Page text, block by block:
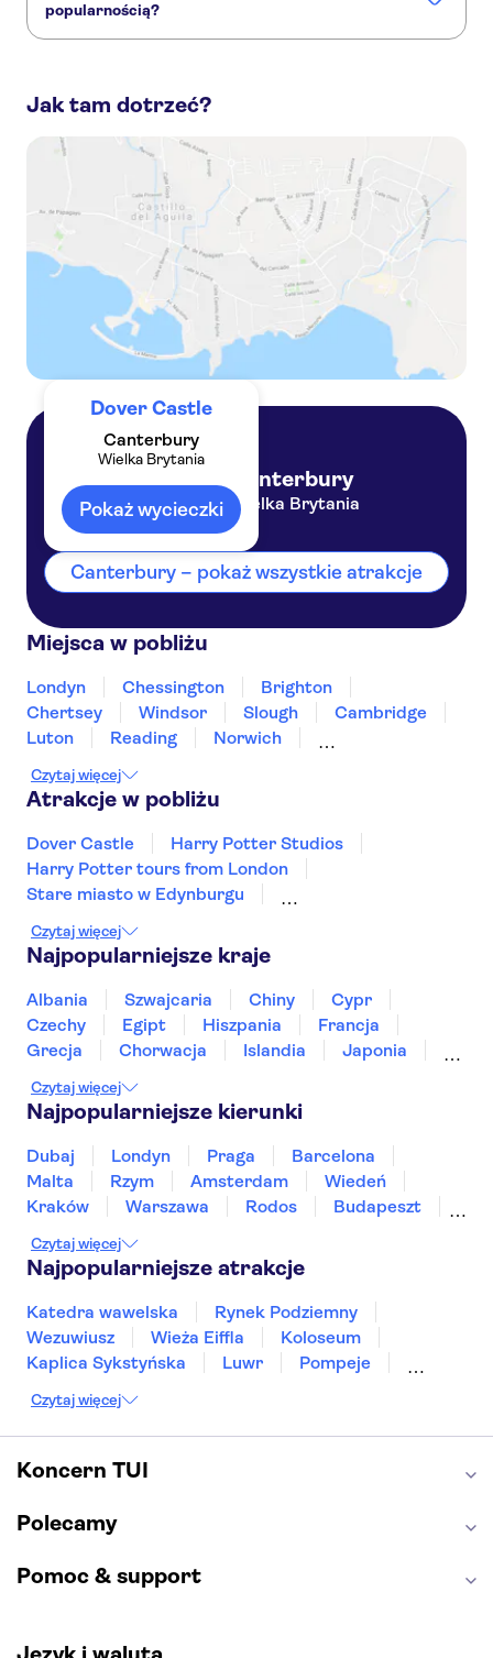
popularnością?
Bilet wstępu do zamku Dover
Zamek Leeds, Canterbury, Dover i Greenwich z rejsem po rzece
Jak tam dotrzeć?
Dover Castle
Canterbury
Wielka Brytania
Pokaż wycieczki
Canterbury
Wielka Brytania
Canterbury – pokaż wszystkie atrakcje
Miejsca w pobliżu
Londyn Chessington
Brighton
Chertsey
Windsor Slough
Cambridge
Luton
Reading
Norwich
Oksford
Czytaj więcej
Atrakcje w pobliżu
Dover Castle
Harry Potter Studios
Harry Potter tours from London
Stare miasto w Edynburgu
Stonehenge
Wycieczki autobusowe w Londynie
The London Eye
Tamiza
Tower Bridge
Tower of London
Madame Tussauds w Londynie
Czytaj więcej
Najpopularniejsze kraje
Albania Szwajcaria Chiny
Cypr
Czechy
Egipt Hiszpania
Francja
Grecja
Chorwacja Islandia
Japonia
Tajlandia
Tunezja Turcja
Czytaj więcej
Najpopularniejsze kierunki
Dubaj Londyn Praga
Barcelona
Malta
Rzym Amsterdam
Wiedeń
Kraków
Warszawa Rodos
Budapeszt
Poznań
Sopot Gdynia
Czytaj więcej
Najpopularniejsze atrakcje
Katedra wawelska
Rynek Podziemny
Wezuwiusz
Wieża Eiffla
Koloseum
Kaplica Sykstyńska
Luwr
Pompeje
Akropol
Wawel
Park Güell
Alhambra
Caminito del Rey
Energylandia
Czytaj więcej
Koncern TUI
Polecamy
Pomoc & support